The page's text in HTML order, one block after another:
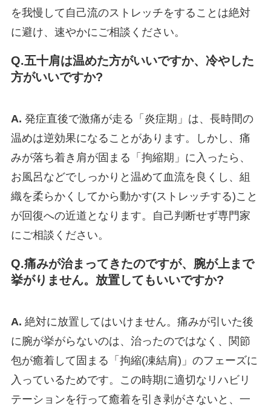
を我慢して自己流のストレッチをすることは絶対
に避け、速やかにご相談ください。
Q.五十肩は温めた方がいいですか、冷やした
方がいいですか?
A. 発症直後で激痛が走る「炎症期」は、長時間の
温めは逆効果になることがあります。しかし、痛
みが落ち着き肩が固まる「拘縮期」に入ったら、
お風呂などでしっかりと温めて血流を良くし、組
織を柔らかくしてから動かす(ストレッチする)こと
が回復への近道となります。自己判断せず専門家
にご相談ください。
Q.痛みが治まってきたのですが、腕が上まで
挙がりません。放置してもいいですか?
A. 絶対に放置してはいけません。痛みが引いた後
に腕が挙がらないのは、治ったのではなく、関節
包が癒着して固まる「拘縮(凍結肩)」のフェーズに
入っているためです。この時期に適切なリハビリ
テーションを行って癒着を引き剥がさないと、一